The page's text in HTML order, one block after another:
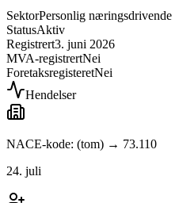
SektorPersonlig næringsdrivende
StatusAktiv
Registrert3. juni 2026
MVA-registrertNei
ForetaksregisteretNei
Hendelser
NACE-kode: (tom) → 73.110
24. juli